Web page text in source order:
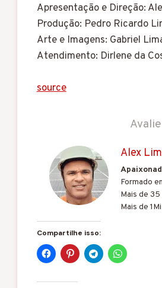
Apresentação e Direção:
Produção: Pedro Ricardo
Arte e Imagens: Gabriel
Atendimento: Dirlene da
source
Avalie
Alex
Formado
Mais de
Mais de
Compartilhe isso: